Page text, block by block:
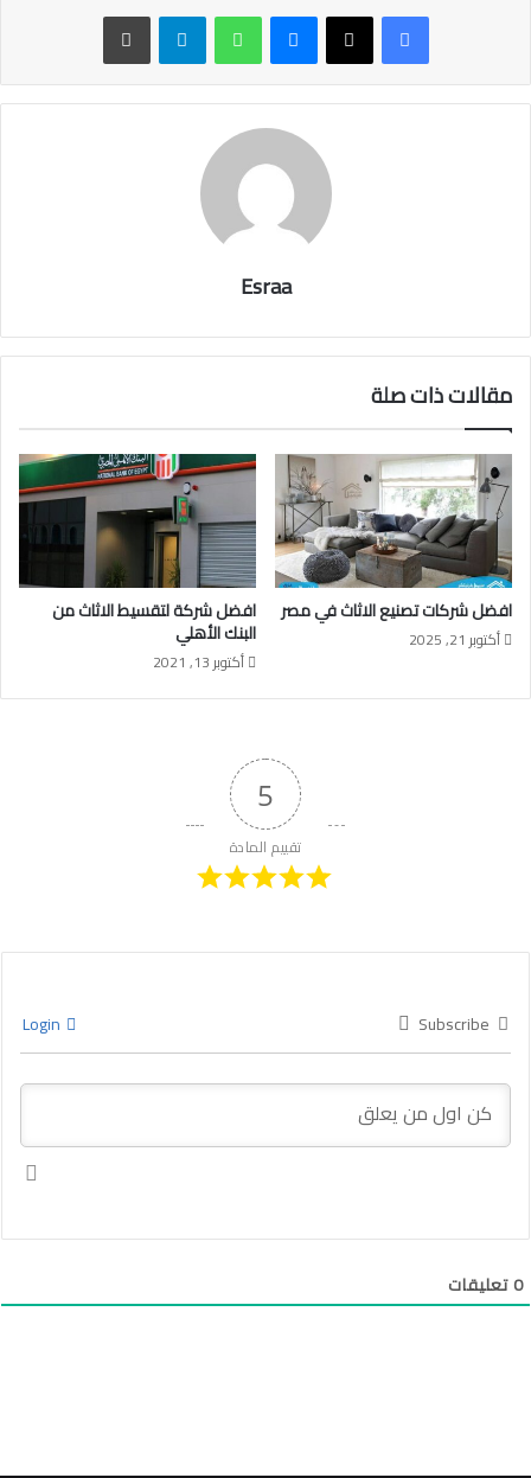
ماسنجر واتساب تيلقرام طباعة
Esraa
مقالات ذات صلة
افضل شركات تصنيع الاثاث في مصر
أكتوبر 21, 2025
افضل شركة لتقسيط الاثاث من
البنك الأهلي
أكتوبر 13, 2021
5
تقييم المادة
Subscribe
0تعليقات